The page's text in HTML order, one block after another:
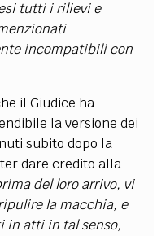
tutti i rilievi e
incompatibili con
il Giudice ha
la versione dei
subito dopo la
dare credito alla
del loro arrivo, vi
la macchia, e
in atti in tal senso,